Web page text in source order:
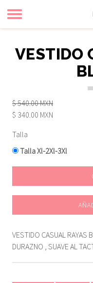
Toggle
navigation
VESTIDO
$ 540.00 MXN
$ 340.00 MXN
Talla
Talla Xl-2Xl-3Xl
VESTIDO CASUAL RAYAS
DURAZNO , SUAVE AL